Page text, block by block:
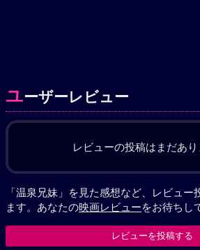
ユーザーレビュー
レビューの投稿はまだあり
「温泉兄妹」を見た感想など、レビュー
ます。あなたの映画レビューをお待ちし
レビューを投稿する